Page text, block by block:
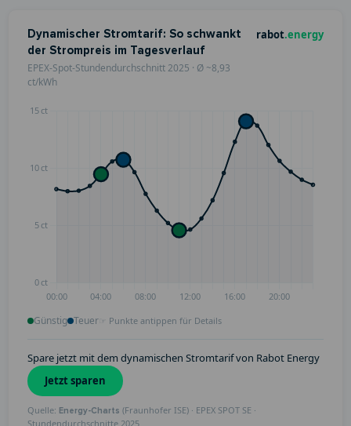
Dynamischer Stromtarif: So schwankt
der Strompreis im Tagesverlauf
EPEX-Spot-Stundendurchschnitt 2025 · Ø ~8,93
ct/kWh
rabot.energy
Günstig Teuer ☞ Punkte antippen für Details
Spare jetzt mit dem dynamischen Stromtarif von Rabot Energy
Jetzt sparen
Quelle: Energy-Charts (Fraunhofer ISE) · EPEX SPOT SE ·
Stundendurchschnitte 2025